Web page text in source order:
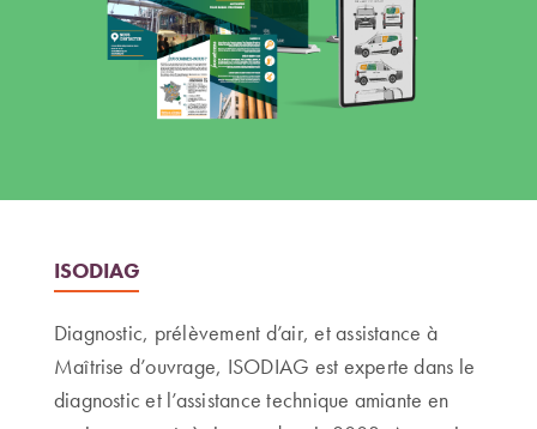
ISODIAG
Diagnostic, prélèvement d’air, et assistance à
Maîtrise d’ouvrage, ISODIAG est experte dans le
diagnostic et l’assistance technique amiante en